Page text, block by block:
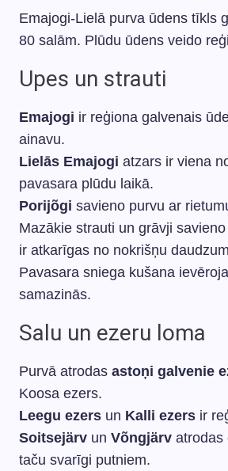
Emajogi-Lielā purva ūdens tīkls
80 salām. Plūdu ūdens veido
Upes un strauti
Emajogi ir reģiona galvenais
ainavu.
Lielās Emajogi atzars ir viena
pavasara plūdu laikā.
Porijõgi savieno purvu ar
Mazākie strauti un grāvji
ir atkarīgas no nokrišņu
Pavasara sniega kušana
samazinās.
Salu un ezeru loma
Purvā atrodas astoņi galvenie
Koosa ezers.
Leegu ezers un Kalli ezers ir
Soitsejärv un Võngjärv atrodas
taču svarīgi putniem.